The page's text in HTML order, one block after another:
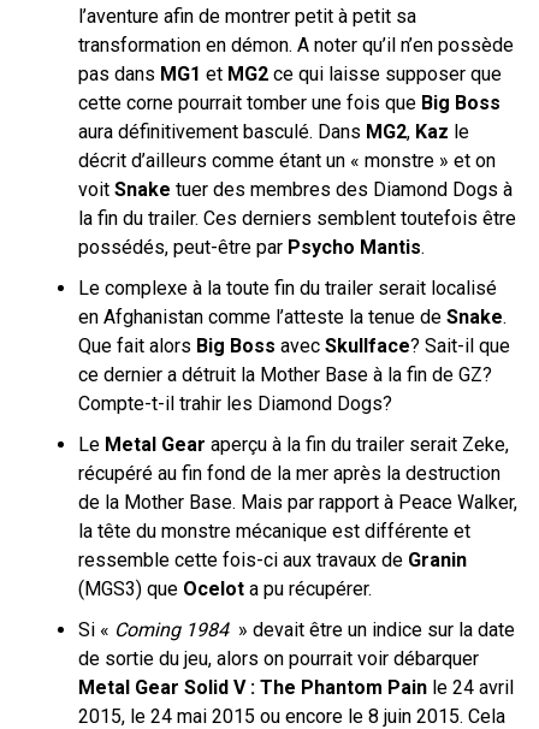
l’aventure afin de montrer petit à petit sa
transformation en démon. A noter qu’il n’en possède
pas dans MG1 et MG2 ce qui laisse supposer que
cette corne pourrait tomber une fois que Big Boss
aura définitivement basculé. Dans MG2, Kaz le
décrit d’ailleurs comme étant un « monstre » et on
voit Snake tuer des membres des Diamond Dogs à
la fin du trailer. Ces derniers semblent toutefois être
possédés, peut-être par Psycho Mantis.
Le complexe à la toute fin du trailer serait localisé
en Afghanistan comme l’atteste la tenue de Snake.
Que fait alors Big Boss avec Skullface? Sait-il que
ce dernier a détruit la Mother Base à la fin de GZ?
Compte-t-il trahir les Diamond Dogs?
Le Metal Gear aperçu à la fin du trailer serait Zeke,
récupéré au fin fond de la mer après la destruction
de la Mother Base. Mais par rapport à Peace Walker,
la tête du monstre mécanique est différente et
ressemble cette fois-ci aux travaux de Granin
(MGS3) que Ocelot a pu récupérer.
Si « Coming 1984» devait être un indice sur la date
de sortie du jeu, alors on pourrait voir débarquer
Metal Gear Solid V : The Phantom Pain le 24 avril
2015, le 24 mai 2015 ou encore le 8 juin 2015. Cela